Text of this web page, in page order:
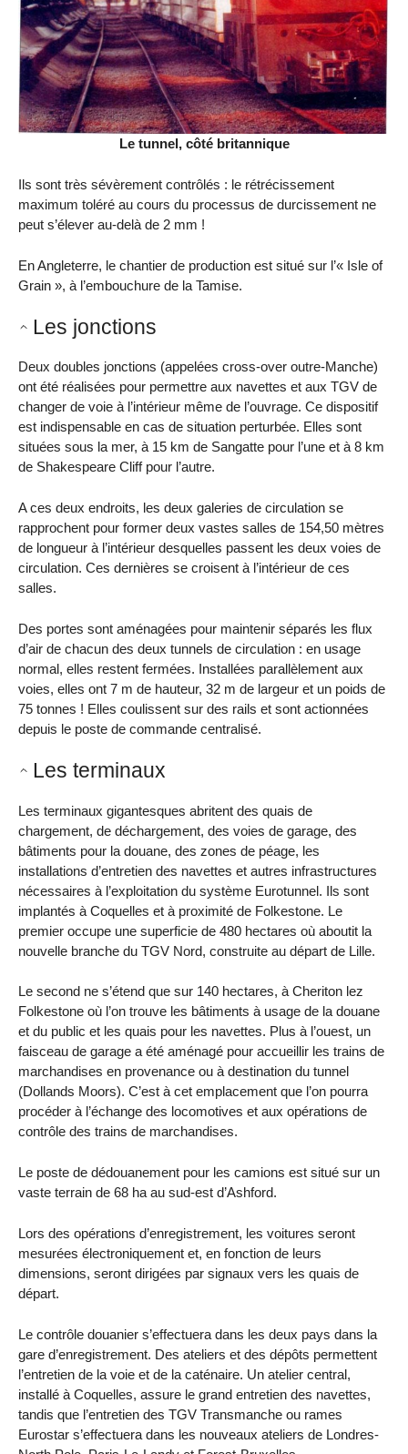
Le tunnel, côté britannique
Ils sont très sévèrement contrôlés : le rétrécissement
maximum toléré au cours du processus de durcissement ne
peut s’élever au-delà de 2 mm !
En Angleterre, le chantier de production est situé sur l’« Isle of
Grain », à l’embouchure de la Tamise.
Les jonctions
Deux doubles jonctions (appelées cross-over outre-Manche)
ont été réalisées pour permettre aux navettes et aux TGV de
changer de voie à l’intérieur même de l’ouvrage. Ce dispositif
est indispensable en cas de situation perturbée. Elles sont
situées sous la mer, à 15 km de Sangatte pour l’une et à 8 km
de Shakespeare Cliff pour l’autre.
A ces deux endroits, les deux galeries de circulation se
rapprochent pour former deux vastes salles de 154,50 mètres
de longueur à l’intérieur desquelles passent les deux voies de
circulation. Ces dernières se croisent à l’intérieur de ces
salles.
Des portes sont aménagées pour maintenir séparés les flux
d’air de chacun des deux tunnels de circulation : en usage
normal, elles restent fermées. Installées parallèlement aux
voies, elles ont 7 m de hauteur, 32 m de largeur et un poids de
75 tonnes ! Elles coulissent sur des rails et sont actionnées
depuis le poste de commande centralisé.
Les terminaux
Les terminaux gigantesques abritent des quais de
chargement, de déchargement, des voies de garage, des
bâtiments pour la douane, des zones de péage, les
installations d’entretien des navettes et autres infrastructures
nécessaires à l’exploitation du système Eurotunnel. Ils sont
implantés à Coquelles et à proximité de Folkestone. Le
premier occupe une superficie de 480 hectares où aboutit la
nouvelle branche du TGV Nord, construite au départ de Lille.
Le second ne s’étend que sur 140 hectares, à Cheriton lez
Folkestone où l’on trouve les bâtiments à usage de la douane
et du public et les quais pour les navettes. Plus à l’ouest, un
faisceau de garage a été aménagé pour accueillir les trains de
marchandises en provenance ou à destination du tunnel
(Dollands Moors). C’est à cet emplacement que l’on pourra
procéder à l’échange des locomotives et aux opérations de
contrôle des trains de marchandises.
Le poste de dédouanement pour les camions est situé sur un
vaste terrain de 68 ha au sud-est d’Ashford.
Lors des opérations d’enregistrement, les voitures seront
mesurées électroniquement et, en fonction de leurs
dimensions, seront dirigées par signaux vers les quais de
départ.
Le contrôle douanier s’effectuera dans les deux pays dans la
gare d’enregistrement. Des ateliers et des dépôts permettent
l’entretien de la voie et de la caténaire. Un atelier central,
installé à Coquelles, assure le grand entretien des navettes,
tandis que l’entretien des TGV Transmanche ou rames
Eurostar s’effectuera dans les nouveaux ateliers de Londres-